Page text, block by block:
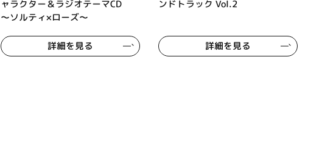
ャラクター＆ラジオテーマCD
～ソルティ×ローズ～
詳細を見る
ンドトラック Vol.2
詳細を見る